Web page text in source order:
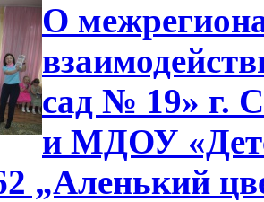
О
сад № 19» г.
и МДОУ
„Аленький